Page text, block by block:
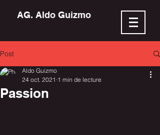
AG. Aldo Guizmo
Post
Passion
Aldo Guizmo
24 oct. 2021 1 min de lecture